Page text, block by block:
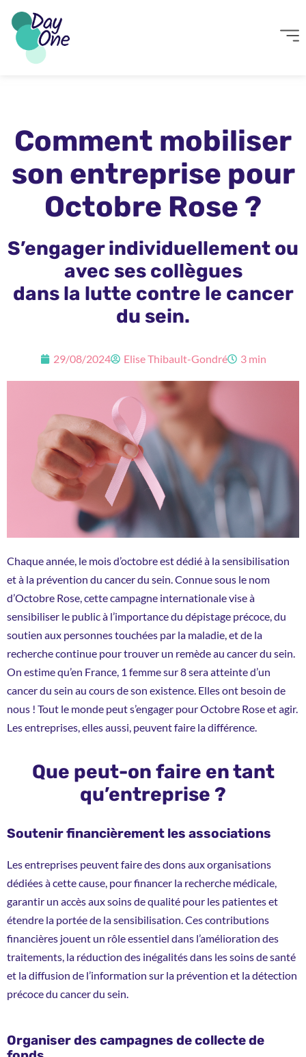
Comment mobiliser
son entreprise pour
Octobre Rose ?
S’engager individuellement ou
avec ses collègues
dans la lutte contre le cancer
du sein.
29/08/2024 Elise Thibault-Gondré 3 min
Chaque année, le mois d’octobre est dédié à la sensibilisation
et à la prévention du cancer du sein. Connue sous le nom
d’Octobre Rose, cette campagne internationale vise à
sensibiliser le public à l’importance du dépistage précoce, du
soutien aux personnes touchées par la maladie, et de la
recherche continue pour trouver un remède au cancer du sein.
On estime qu’en France, 1 femme sur 8 sera atteinte d’un
cancer du sein au cours de son existence. Elles ont besoin de
nous ! Tout le monde peut s’engager pour Octobre Rose et agir.
Les entreprises, elles aussi, peuvent faire la différence.
Que peut-on faire en tant
qu’entreprise ?
Soutenir financièrement les associations
Les entreprises peuvent faire des dons aux organisations
dédiées à cette cause, pour financer la recherche médicale,
garantir un accès aux soins de qualité pour les patientes et
étendre la portée de la sensibilisation. Ces contributions
financières jouent un rôle essentiel dans l’amélioration des
traitements, la réduction des inégalités dans les soins de santé
et la diffusion de l’information sur la prévention et la détection
précoce du cancer du sein.
Organiser des campagnes de collecte de